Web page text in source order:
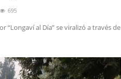
695
“Longaví al Día” se viralizó a través de